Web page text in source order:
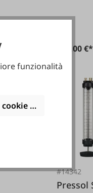
598,00 €*
#14342
Pressol Siringa di
funzionalità
funzionali